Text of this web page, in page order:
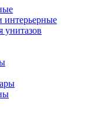
интерьерные
унитазов